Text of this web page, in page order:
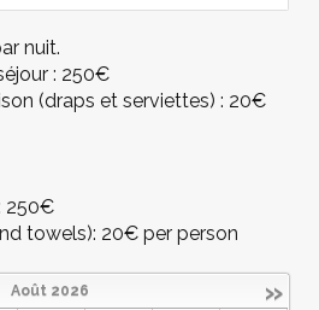
nuit.
: 250€
(draps et serviettes) : 20€
250€
towels): 20€ per person
»
Août 2026